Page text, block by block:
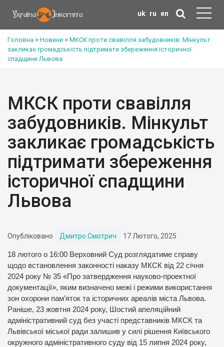
uk ru en
Головна > Новини > МКСК проти свавілля забудовників. Мінкульт
закликає громадськість підтримати збереження історичної
спадщини Львова
МКСК проти свавілля
забудовників. Мінкульт
закликає громадськість
підтримати збереження
історичної спадщини
Львова
Опубліковано Дмитро Смотрич 17 Лютого, 2025
18 лютого о 16:00 Верховний Суд розглядатиме справу
щодо встановлення законності наказу МКСК від 22 січня
2024 року № 35 «Про затвердження науково-проектної
документації», яким визначено межі і режими використання
зон охорони пам’яток та історичних ареалів міста Львова.
Раніше, 23 жовтня 2024 року, Шостий апеляційний
адміністративний суд без участі представників МКСК та
Львівської міської ради залишив у силі рішення Київського
окружного адміністративного суду від 15 липня 2024 року,